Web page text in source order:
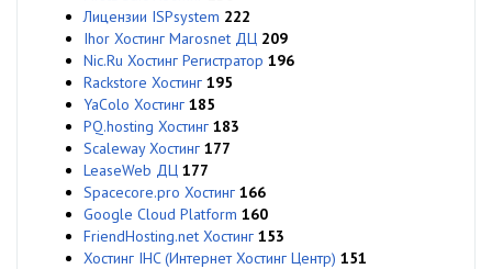
Лицензии ISPsystem 222
Ihor Хостинг Marosnet ДЦ 209
Nic.Ru Хостинг Регистратор 196
Rackstore Хостинг 195
YaColo Хостинг 185
PQ.hosting Хостинг 183
Scaleway Хостинг 177
LeaseWeb ДЦ 177
Spacecore.pro Хостинг 166
Google Cloud Platform 160
FriendHosting.net Хостинг 153
Хостинг IHC (Интернет Хостинг Центр) 151